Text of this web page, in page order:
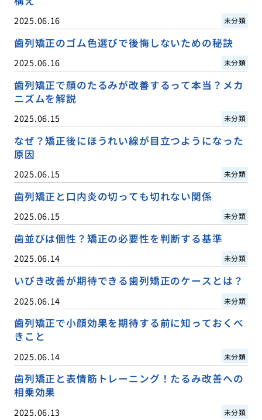
2025.06.16 未分類
歯列矯正のゴム色選びで後悔しないための秘訣
2025.06.16 未分類
歯列矯正で顔のたるみが改善するって本当？メカ
ニズムを解説
2025.06.15 未分類
なぜ？矯正後にほうれい線が目立つようになった
原因
2025.06.15 未分類
歯列矯正と口内炎の切っても切れない関係
2025.06.15 未分類
歯並びは個性？矯正の必要性を判断する基準
2025.06.14 未分類
いびき改善が期待できる歯列矯正のケースとは？
2025.06.14 未分類
歯列矯正で小顔効果を期待する前に知っておくべ
きこと
2025.06.14 未分類
歯列矯正と表情筋トレーニング！たるみ改善への
相乗効果
2025.06.13 未分類